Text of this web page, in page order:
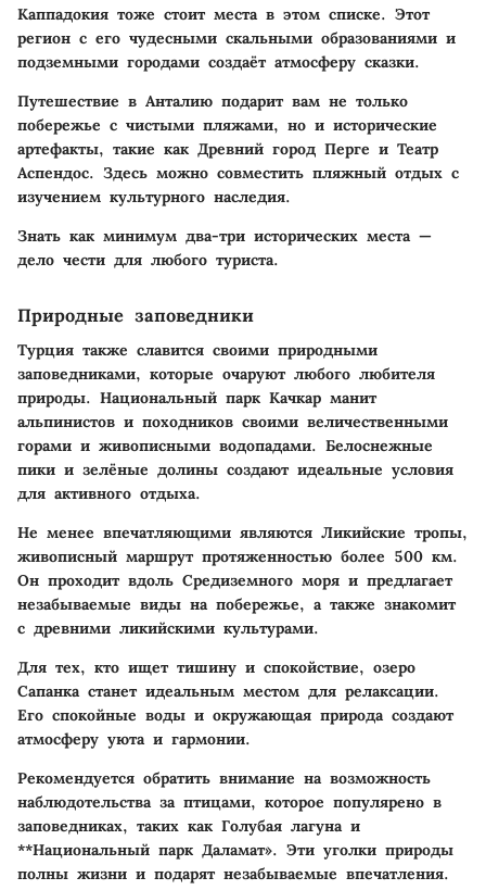
Каппадокия тоже стоит места в этом списке. Этот
регион с его чудесными скальными образованиями и
подземными городами создаёт атмосферу сказки.
Путешествие в Анталию подарит вам не только
побережье с чистыми пляжами, но и исторические
артефакты, такие как Древний город Перге и Театр
Аспендос. Здесь можно совместить пляжный отдых с
изучением культурного наследия.
Знать как минимум два-три исторических места —
дело чести для любого туриста.
Природные заповедники
Турция также славится своими природными
заповедниками, которые очаруют любого любителя
природы. Национальный парк Качкар манит
альпинистов и походников своими величественными
горами и живописными водопадами. Белоснежные
пики и зелёные долины создают идеальные условия
для активного отдыха.
Не менее впечатляющими являются Ликийские тропы,
живописный маршрут протяженностью более 500 км.
Он проходит вдоль Средиземного моря и предлагает
незабываемые виды на побережье, а также знакомит
с древними ликийскими культурами.
Для тех, кто ищет тишину и спокойствие, озеро
Сапанкастанет идеальным местом для релаксации.
Его спокойные воды и окружающая природа создают
атмосферу уюта и гармонии.
Рекомендуется обратить внимание на возможность
наблюдотельства за птицами, которое популярено в
заповедниках, таких как Голубая лагунаи
**Национальный парк Даламат». Эти уголки природы
полны жизни и подарят незабываемые впечатления.